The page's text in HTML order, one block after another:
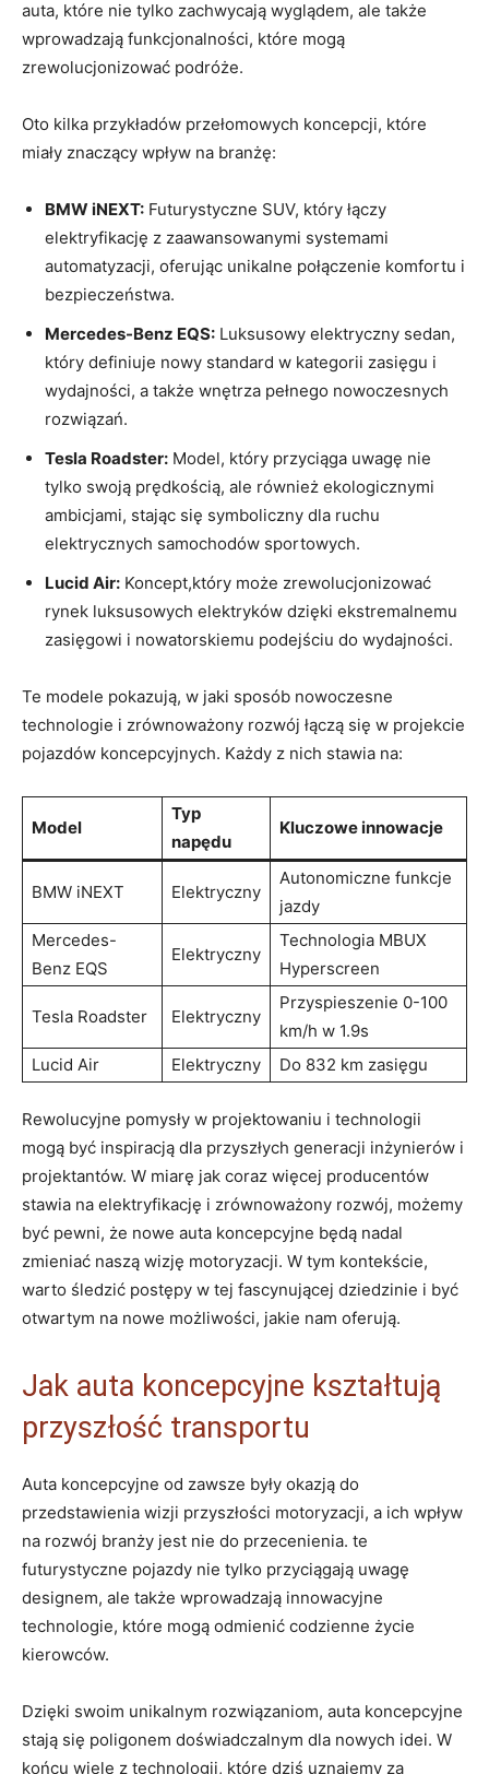
auta, które nie tylko zachwycają wyglądem, ale także
wprowadzają funkcjonalności, które mogą
zrewolucjonizować podróże.
Oto kilka przykładów przełomowych koncepcji, które
miały znaczący wpływ na branżę:
BMW iNEXT: Futurystyczne SUV, który łączy
elektryfikację z zaawansowanymi systemami
automatyzacji, oferując unikalne połączenie komfortu i
bezpieczeństwa.
Mercedes-Benz EQS: Luksusowy elektryczny sedan,
który definiuje nowy standard w kategorii zasięgu i
wydajności, a także wnętrza pełnego nowoczesnych
rozwiązań.
Tesla Roadster: Model, który przyciąga uwagę nie
tylko swoją prędkością, ale również ekologicznymi
ambicjami, stając się symboliczny dla ruchu
elektrycznych samochodów sportowych.
Lucid Air: Koncept,który może zrewolucjonizować
rynek luksusowych elektryków dzięki ekstremalnemu
zasięgowi i nowatorskiemu podejściu do wydajności.
Te modele pokazują, w jaki sposób nowoczesne
technologie i zrównoważony rozwój łączą się w projekcie
pojazdów koncepcyjnych. Każdy z nich stawia na:
Model
Typ
napędu
Kluczowe innowacje
BMW iNEXT Elektryczny
Autonomiczne funkcje
jazdy
Mercedes-
Benz EQS
Elektryczny
Technologia MBUX
Hyperscreen
Tesla Roadster Elektryczny
Przyspieszenie 0-100
km/h w 1.9s
Lucid Air
Elektryczny Do 832 km zasięgu
Rewolucyjne pomysły w projektowaniu i technologii
mogą być inspiracją dla przyszłych generacji inżynierów i
projektantów. W miarę jak coraz więcej producentów
stawia na elektryfikację i zrównoważony rozwój, możemy
być pewni, że nowe auta koncepcyjne będą nadal
zmieniać naszą wizję motoryzacji. W tym kontekście,
warto śledzić postępy w tej fascynującej dziedzinie i być
otwartym na nowe możliwości, jakie nam oferują.
Jak auta koncepcyjne kształtują
przyszłość transportu
Auta koncepcyjne od zawsze były okazją do
przedstawienia wizji przyszłości motoryzacji, a ich wpływ
na rozwój branży jest nie do przecenienia. te
futurystyczne pojazdy nie tylko przyciągają uwagę
designem, ale także wprowadzają innowacyjne
technologie, które mogą odmienić codzienne życie
kierowców.
Dzięki swoim unikalnym rozwiązaniom, auta koncepcyjne
stają się poligonem doświadczalnym dla nowych idei. W
końcu wiele z technologii, które dziś uznajemy za